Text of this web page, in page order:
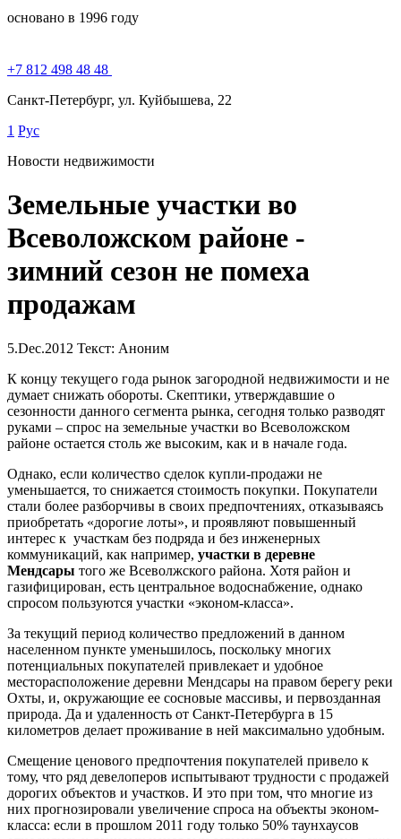
основано в 1996 году
+7 812 498 48 48
Санкт-Петербург, ул. Куйбышева, 22
1 Рус
Новости недвижимости
Земельные участки во
Всеволожском районе -
зимний сезон не помеха
продажам
5.Dec.2012 Текст: Аноним
К концу текущего года рынок загородной недвижимости и не
думает снижать обороты. Скептики, утверждавшие о
сезонности данного сегмента рынка, сегодня только разводят
руками – спрос на земельные участки во Всеволожском
районе остается столь же высоким, как и в начале года.
Однако, если количество сделок купли-продажи не
уменьшается, то снижается стоимость покупки. Покупатели
стали более разборчивы в своих предпочтениях, отказываясь
приобретать «дорогие лоты», и проявляют повышенный
интерес к участкам без подряда и без инженерных
коммуникаций, как например, участки в деревне
Мендсары того же Всеволжского района. Хотя район и
газифицирован, есть центральное водоснабжение, однако
спросом пользуются участки «эконом-класса».
За текущий период количество предложений в данном
населенном пункте уменьшилось, поскольку многих
потенциальных покупателей привлекает и удобное
месторасположение деревни Мендсары на правом берегу реки
Охты, и, окружающие ее сосновые массивы, и первозданная
природа. Да и удаленность от Санкт-Петербурга в 15
километров делает проживание в ней максимально удобным.
Смещение ценового предпочтения покупателей привело к
тому, что ряд девелоперов испытывают трудности с продажей
дорогих объектов и участков. И это при том, что многие из
них прогнозировали увеличение спроса на объекты эконом-
класса: если в прошлом 2011 году только 50% таунхаусов